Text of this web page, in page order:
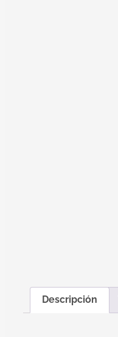
Descripción